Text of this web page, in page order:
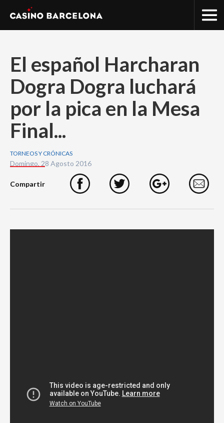
El español Harcharan
Dogra Dogra luchará
por la pica en la Mesa
Final...
TORNEOS Y CRÓNICAS
Domingo, 28 Agosto 2016
Compartir
Facebook Twitter Google+